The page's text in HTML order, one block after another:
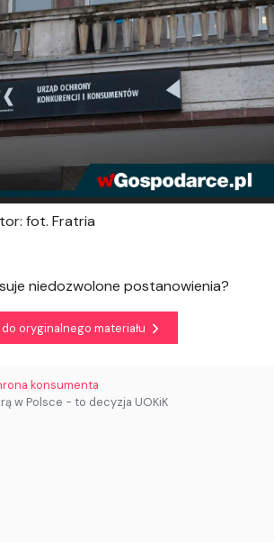
fot. Fratria
niedozwolone postanowienia?
do oryginalnego materiału
konsumenta
w Polsce - to decyzja UOKiK